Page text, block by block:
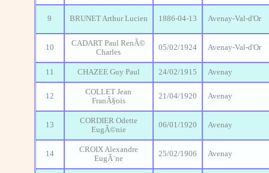
9 BRUNET Arthur Lucien 1886-04-13 Avenay-Val-d'Or
10
CADART Paul RenÃ©
Charles
05/02/1924 Avenay-Val-d'Or
11 CHAZEE Guy Paul 24/02/1915 Avenay
12
COLLET Jean
FranÃ§ois
21/04/1920 Avenay
13
CORDIER Odette
EugÃ©nie
06/01/1920 Avenay
14
CROIX Alexandre
EugÃ¨ne
25/02/1906 Avenay